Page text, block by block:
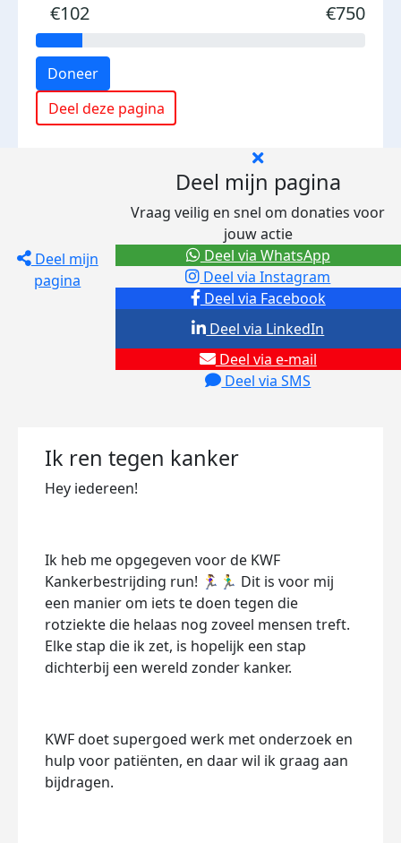
€102 €750
Doneer
Deel deze pagina
Deel mijn
pagina
Deel mijn pagina
Vraag veilig en snel om donaties voor
jouw actie
Deel via Facebook
Deel via Instagram
Deel via e-mail
Deel via SMS
Deel via LinkedIn
Deel via WhatsApp
Ik ren tegen kanker
Hey iedereen!
Ik heb me opgegeven voor de KWF
Kankerbestrijding run! 🏃‍♀️🏃‍♂️ Dit is voor mij
een manier om iets te doen tegen die
rotziekte die helaas nog zoveel mensen treft.
Elke stap die ik zet, is hopelijk een stap
dichterbij een wereld zonder kanker.
KWF doet supergoed werk met onderzoek en
hulp voor patiënten, en daar wil ik graag aan
bijdragen.